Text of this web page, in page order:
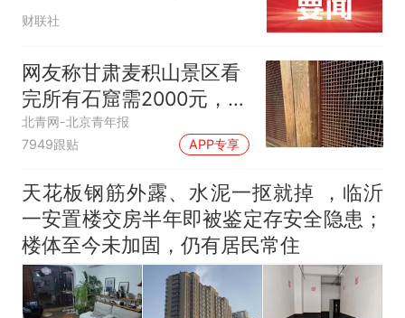
料下半年毛利率复苏
财联社
网友称甘肃麦积山景区看
完所有石窟需2000元，景
区：部分石窟受特别保
护，游客可按需买
北青网-北京青年报
7949跟贴
APP专享
天花板钢筋外露、水泥一抠就掉 ，临沂
一安置楼交房半年即被鉴定存安全隐患；
楼体至今未加固，仍有居民常住